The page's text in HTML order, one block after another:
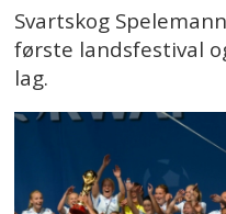
Svartskog
første landsfestival
lag.